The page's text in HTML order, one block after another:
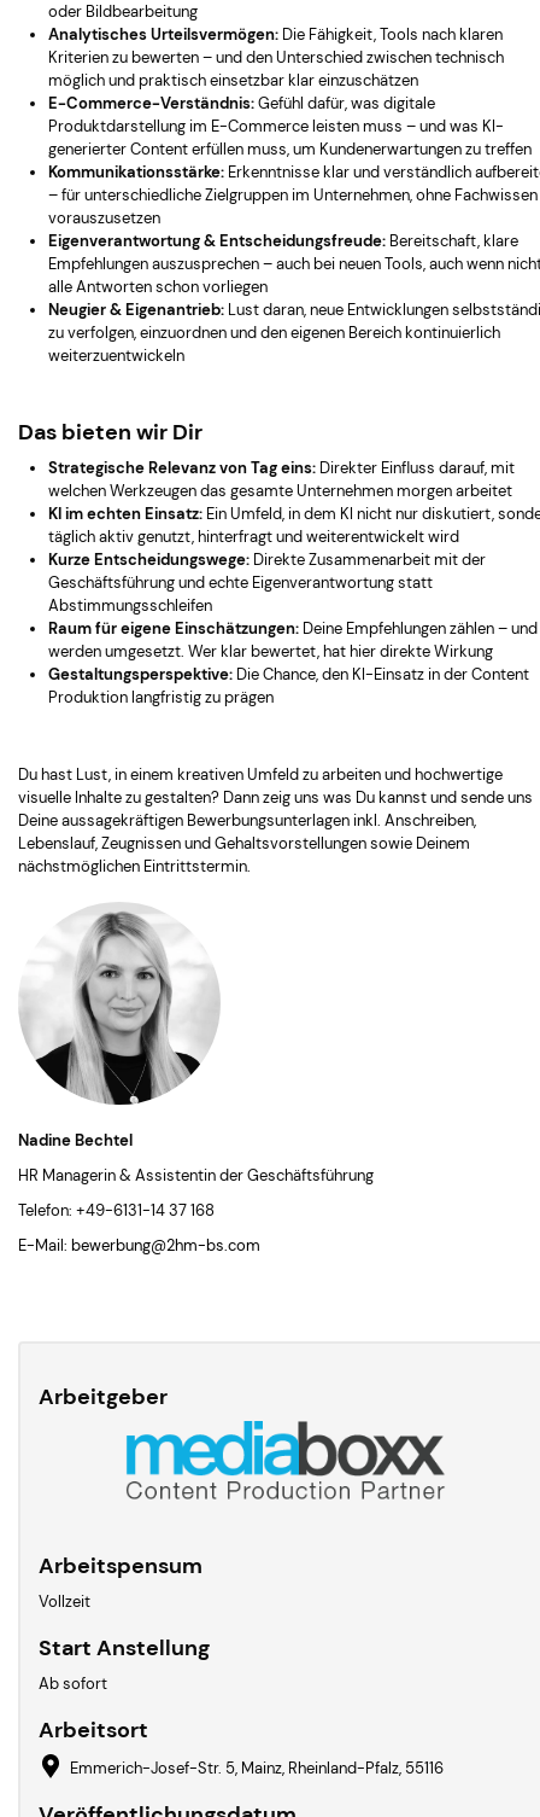
oder Bildbearbeitung
Analytisches Urteilsvermögen: Die Fähigkeit, Tools nach klaren
Kriterien zu bewerten – und den Unterschied zwischen technisch
möglich und praktisch einsetzbar klar einzuschätzen
E-Commerce-Verständnis:Gefühl dafür, was digitale
Produktdarstellung im E-Commerce leisten muss – und was KI-
generierter Content erfüllen muss, um Kundenerwartungen zu treffen
Kommunikationsstärke: Erkenntnisse klar und verständlich
– für unterschiedliche Zielgruppen im Unternehmen, ohne Fachwissen
vorauszusetzen
Eigenverantwortung & Entscheidungsfreude: Bereitschaft, klare
Empfehlungen auszusprechen – auch bei neuen Tools, auch wenn
alle Antworten schon vorliegen
Neugier & Eigenantrieb: Lust daran, neue Entwicklungen
zu verfolgen, einzuordnen und den eigenen Bereich kontinuierlich
weiterzuentwickeln
Das bieten wir Dir
Strategische Relevanz von Tag eins: Direkter Einfluss darauf, mit
welchen Werkzeugen das gesamte Unternehmen morgen arbeitet
KI im echten Einsatz: Ein Umfeld, in dem KI nicht nur diskutiert,
täglich aktiv genutzt, hinterfragt und weiterentwickelt wird
Kurze Entscheidungswege: Direkte Zusammenarbeit mit der
Geschäftsführung und echte Eigenverantwortung statt
Abstimmungsschleifen
Raum für eigene Einschätzungen: Deine Empfehlungen zählen – und
werden umgesetzt. Wer klar bewertet, hat hier direkte Wirkung
Gestaltungsperspektive: Die Chance, den KI-Einsatz in der Content
Produktion langfristig zu prägen
Du hast Lust, in einem kreativen Umfeld zu arbeiten und hochwertige
visuelle Inhalte zu gestalten? Dann zeig uns was Du kannst und sende uns
Deine aussagekräftigen Bewerbungsunterlagen inkl. Anschreiben,
Lebenslauf, Zeugnissen und Gehaltsvorstellungen sowie Deinem
nächstmöglichen Eintrittstermin.
Nadine Bechtel
HR Managerin & Assistentin der Geschäftsführung
Telefon: +49-6131-14 37 168
E-Mail: bewerbung@2hm-bs.com
Arbeitgeber
Arbeitspensum
Vollzeit
Start Anstellung
Ab sofort
Arbeitsort
Emmerich-Josef-Str. 5, Mainz, Rheinland-Pfalz, 55116